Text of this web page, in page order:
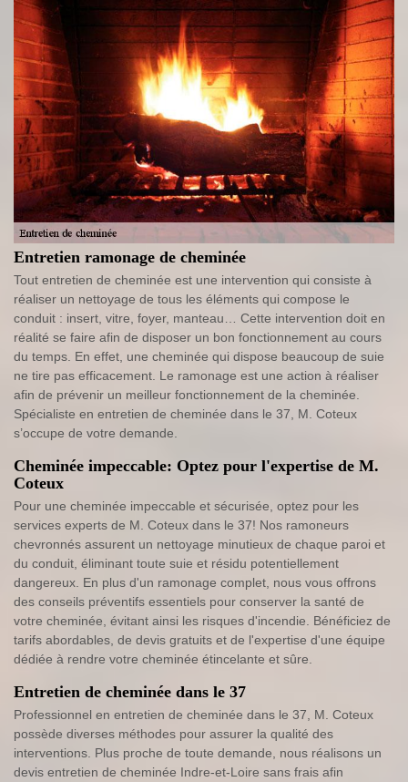
Entretien ramonage de cheminée
Tout entretien de cheminée est une intervention qui consiste à
réaliser un nettoyage de tous les éléments qui compose le
conduit : insert, vitre, foyer, manteau… Cette intervention doit en
réalité se faire afin de disposer un bon fonctionnement au cours
du temps. En effet, une cheminée qui dispose beaucoup de suie
ne tire pas efficacement. Le ramonage est une action à réaliser
afin de prévenir un meilleur fonctionnement de la cheminée.
Spécialiste en entretien de cheminée dans le 37, M. Coteux
s’occupe de votre demande.
Cheminée impeccable: Optez pour l'expertise de M.
Coteux
Pour une cheminée impeccable et sécurisée, optez pour les
services experts de M. Coteux dans le 37! Nos ramoneurs
chevronnés assurent un nettoyage minutieux de chaque paroi et
du conduit, éliminant toute suie et résidu potentiellement
dangereux. En plus d'un ramonage complet, nous vous offrons
des conseils préventifs essentiels pour conserver la santé de
votre cheminée, évitant ainsi les risques d'incendie. Bénéficiez de
tarifs abordables, de devis gratuits et de l'expertise d'une équipe
dédiée à rendre votre cheminée étincelante et sûre.
Entretien de cheminée dans le 37
Professionnel en entretien de cheminée dans le 37, M. Coteux
possède diverses méthodes pour assurer la qualité des
interventions. Plus proche de toute demande, nous réalisons un
devis entretien de cheminée Indre-et-Loire sans frais afin